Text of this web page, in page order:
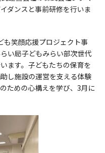
ダンスと事前研修を行いま
も笑顔応援プロジェクト事
い局子どもみらい部次世代
ます。子どもたちの保育を
し施設の運営を支える体験
ための心構えを学び、3月に